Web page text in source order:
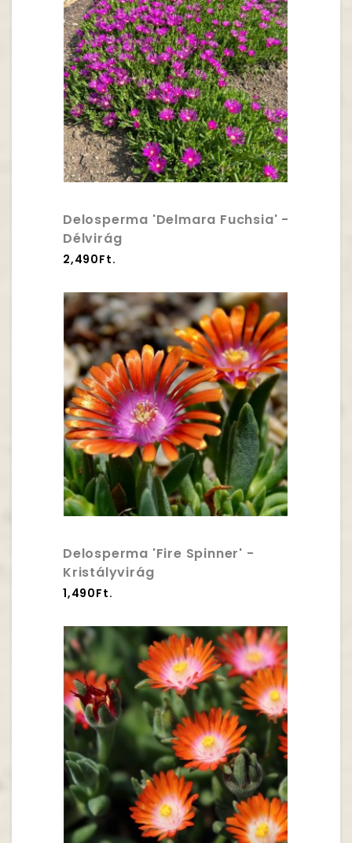
Delosperma 'Delmara Fuchsia' -
Délvirág
2,490Ft.
Delosperma 'Fire Spinner' -
Kristályvirág
1,490Ft.